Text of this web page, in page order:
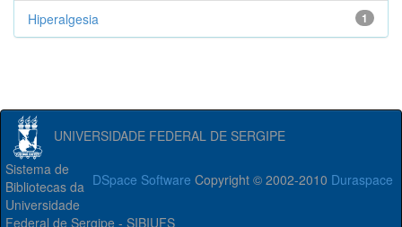
1
Hiperalgesia
UNIVERSIDADE FEDERAL DE SERGIPE
DSpace Software Copyright © 2002-2010 Duraspace
Sistema de
Bibliotecas da
Universidade
Federal de Sergipe - SIBIUFS